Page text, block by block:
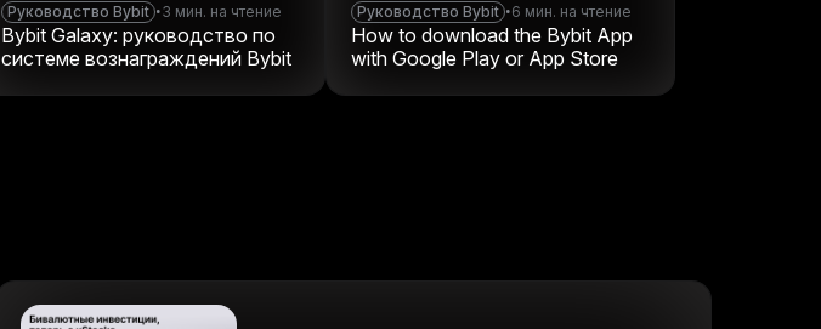
Руководство Bybit •3 мин. на чтение
Bybit Galaxy: руководство по
системе вознаграждений Bybit
Руководство Bybit •6 мин. на чтение
How to download the Bybit App
with Google Play or App Store